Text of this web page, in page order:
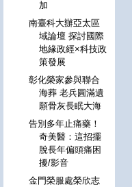
加
南臺科大辦亞太區
域論壇 探討國際
地緣政經×科技政
策發展
彰化榮家參與聯合
海葬 老兵圓滿遺
願骨灰長眠大海
告別多年止痛藥！
奇美醫：這招擺
脫長年偏頭痛困
擾/影音
金門榮服處榮欣志